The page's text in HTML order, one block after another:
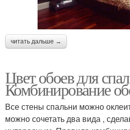
читать дальше →
Цвет обоев для
Комбинирование
Все стены спальни можно
можно сочетать два вида ,